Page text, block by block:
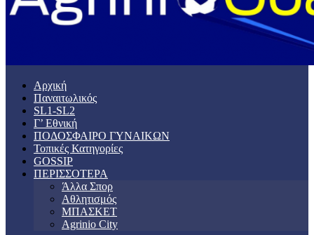
Αρχική
Παναιτωλικός
SL1-SL2
Γ’ Εθνική
ΠΟΔΟΣΦΑΙΡΟ ΓΥΝΑΙΚΩΝ
Τοπικές Κατηγορίες
GOSSIP
ΠΕΡΙΣΣΟΤΕΡΑ
Άλλα Σπορ
Αθλητισμός
ΜΠΑΣΚΕΤ
Agrinio City